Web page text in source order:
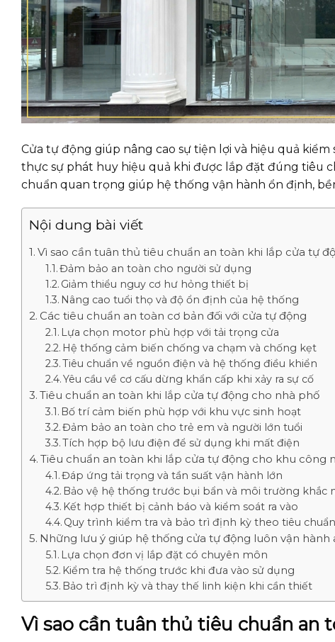
Cửa tự động giúp nâng cao sự tiện lợi và hiệu quả
thực sự phát huy hiệu quả khi được lắp đặt đúng tiêu
chuẩn quan trọng giúp hệ thống vận hành ổn định,
Nội dung bài viết
Vì sao cần tuân thủ tiêu chuẩn an toàn khi lắp cửa tự
Đảm bảo an toàn cho người sử dụng
Giảm thiểu nguy cơ hư hỏng thiết bị
Nâng cao tuổi thọ và độ ổn định của hệ thống
Các tiêu chuẩn an toàn cơ bản đối với cửa tự động
Lựa chọn motor phù hợp với tải trọng cửa
Hệ thống cảm biến chống va chạm và chống kẹt
Tiêu chuẩn về nguồn điện và hệ thống điều khiển
Yêu cầu về cơ cấu dừng khẩn cấp khi xảy ra sự cố
Tiêu chuẩn an toàn khi lắp cửa tự động cho nhà phố
Bố trí cảm biến phù hợp với khu vực sinh hoạt
Đảm bảo an toàn cho trẻ em và người lớn tuổi
Tích hợp bộ lưu điện để sử dụng khi mất điện
Tiêu chuẩn an toàn khi lắp cửa tự động cho khu công
Đáp ứng tải trọng và tần suất vận hành lớn
Bảo vệ hệ thống trước bụi bẩn và môi trường khắc
Kết hợp thiết bị cảnh báo và kiểm soát ra vào
Quy trình kiểm tra và bảo trì định kỳ theo tiêu chuẩn
Những lưu ý giúp hệ thống cửa tự động luôn vận hành
Lựa chọn đơn vị lắp đặt có chuyên môn
Kiểm tra hệ thống trước khi đưa vào sử dụng
Bảo trì định kỳ và thay thế linh kiện khi cần thiết
Vì sao cần tuân thủ tiêu chuẩn an